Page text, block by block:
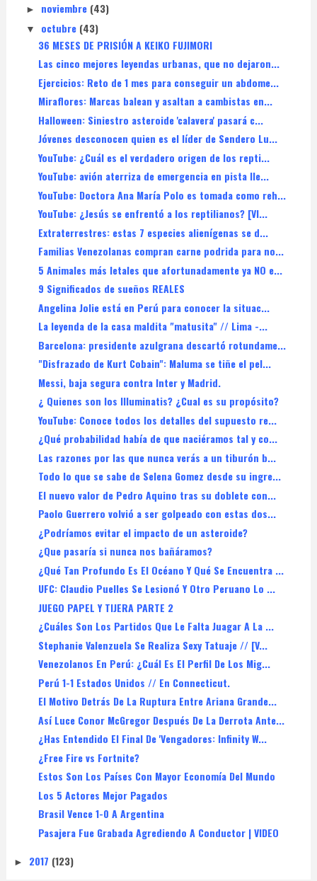
► noviembre (43)
▼ octubre (43)
36 MESES DE PRISIÓN A KEIKO FUJIMORI
Las cinco mejores leyendas urbanas, que no dejaron...
Ejercicios: Reto de 1 mes para conseguir un abdome...
Miraflores: Marcas balean y asaltan a cambistas en...
Halloween: Siniestro asteroide 'calavera' pasará c...
Jóvenes desconocen quien es el líder de Sendero Lu...
YouTube: ¿Cuál es el verdadero origen de los repti...
YouTube: avión aterriza de emergencia en pista lle...
YouTube: Doctora Ana María Polo es tomada como reh...
YouTube: ¿Jesús se enfrentó a los reptilianos? [VI...
Extraterrestres: estas 7 especies alienígenas se d...
Familias Venezolanas compran carne podrida para no...
5 Animales más letales que afortunadamente ya NO e...
9 Significados de sueños REALES
Angelina Jolie está en Perú para conocer la situac...
La leyenda de la casa maldita "matusita" // Lima -...
Barcelona: presidente azulgrana descartó rotundame...
"Disfrazado de Kurt Cobain": Maluma se tiñe el pel...
Messi, baja segura contra Inter y Madrid.
¿ Quienes son los Illuminatis? ¿Cual es su propósito?
YouTube: Conoce todos los detalles del supuesto re...
¿Qué probabilidad había de que naciéramos tal y co...
Las razones por las que nunca verás a un tiburón b...
Todo lo que se sabe de Selena Gomez desde su ingre...
El nuevo valor de Pedro Aquino tras su doblete con...
Paolo Guerrero volvió a ser golpeado con estas dos...
¿Podríamos evitar el impacto de un asteroide?
¿Que pasaría si nunca nos bañáramos?
¿Qué Tan Profundo Es El Océano Y Qué Se Encuentra ...
UFC: Claudio Puelles Se Lesionó Y Otro Peruano Lo ...
JUEGO PAPEL Y TIJERA PARTE 2
¿Cuáles Son Los Partidos Que Le Falta Juagar A La ...
Stephanie Valenzuela Se Realiza Sexy Tatuaje // [V...
Venezolanos En Perú: ¿Cuál Es El Perfil De Los Mig...
Perú 1-1 Estados Unidos // En Connecticut.
El Motivo Detrás De La Ruptura Entre Ariana Grande...
Así Luce Conor McGregor Después De La Derrota Ante...
¿Has Entendido El Final De 'Vengadores: Infinity W...
¿Free Fire vs Fortnite?
Estos Son Los Países Con Mayor Economía Del Mundo
Los 5 Actores Mejor Pagados
Brasil Vence 1-0 A Argentina
Pasajera Fue Grabada Agrediendo A Conductor | VIDEO
► 2017 (123)